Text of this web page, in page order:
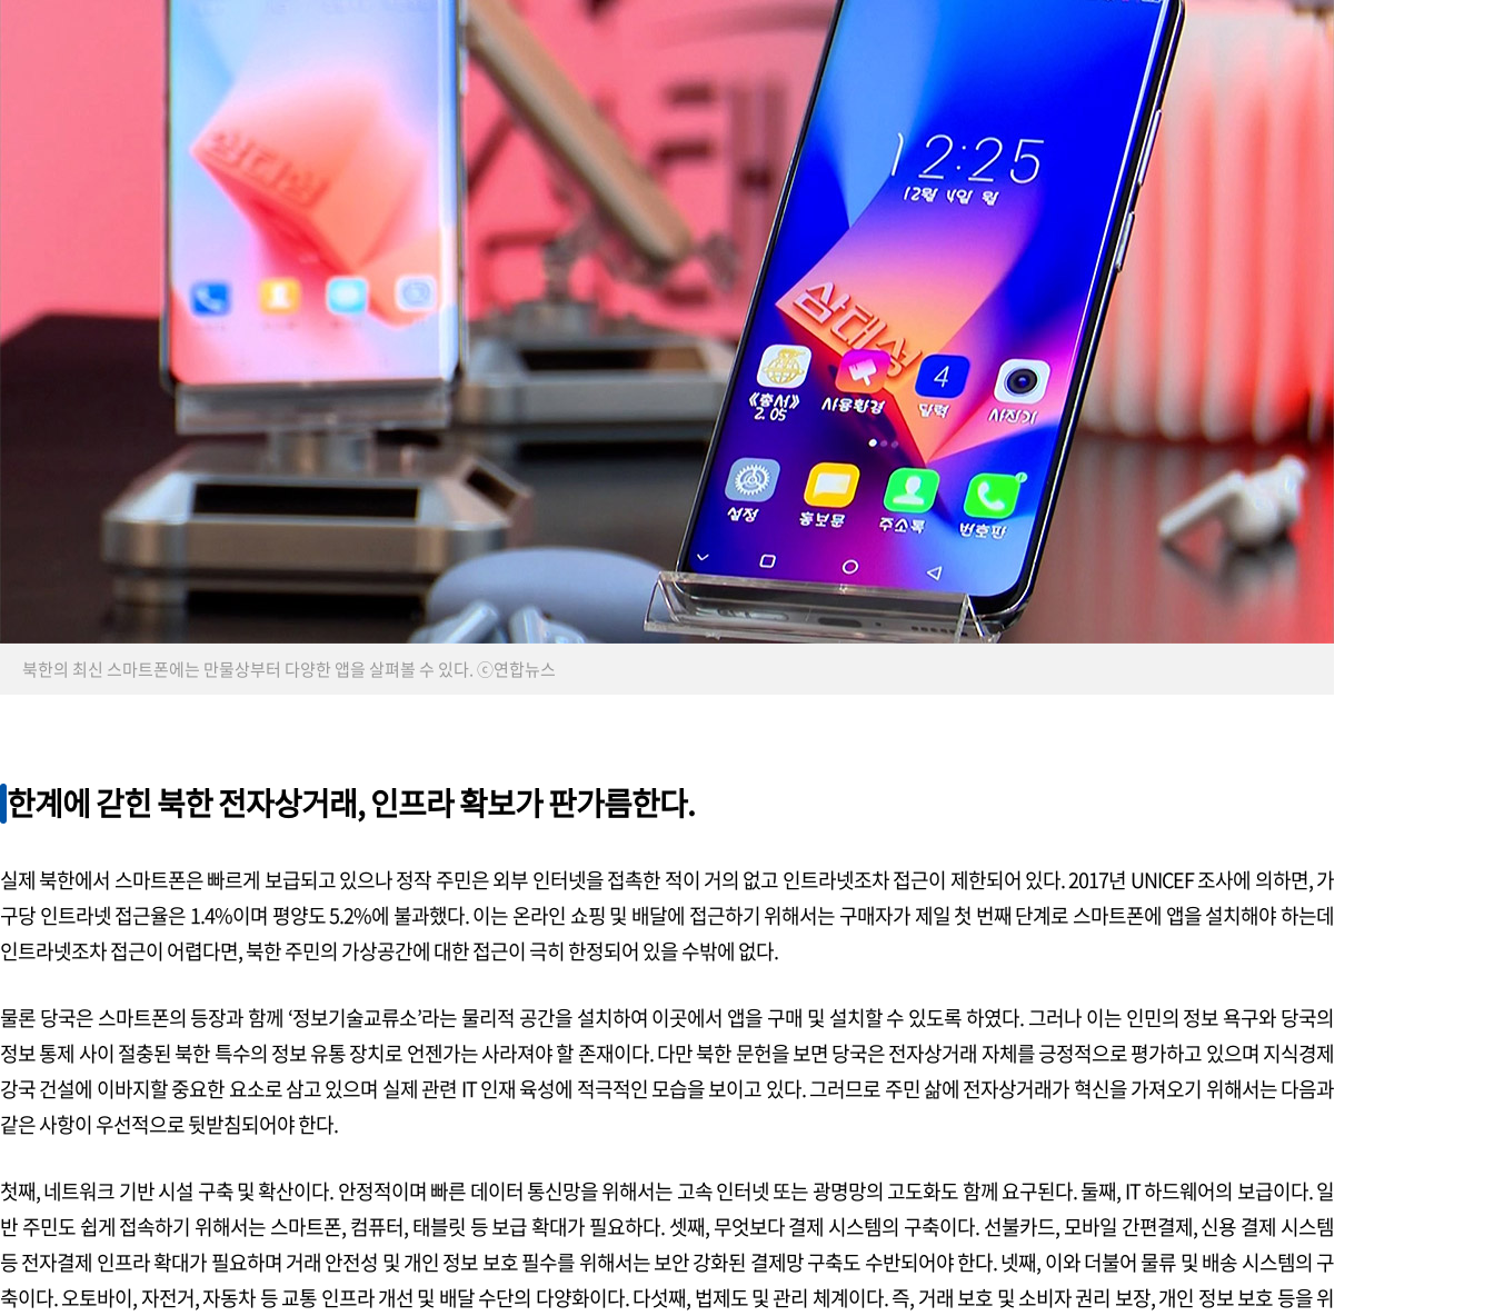
여성리더가 전하는 남북감성소통 콘서트 외
민주평통과 함께하는 이벤트
평화통일 큐레이션
민주평통 SNS 손고리즘 추천 영상
조정현 | 가정폭력과 홀로코스트
2025 09+10Vol.217
표지 이야기
희망의 빛을 함께 찾고, 대한민국의 길을 다시 새기며, 평화와 번영의 내일을 그려가는 일, 우리는 광
PDF로 보기 → 이전호 보기
북한의 최신 스마트폰에는 만물상부터 다양한 앱을 살펴볼 수 있다. ⓒ연합뉴스
한계에 갇힌 북한 전자상거래, 인프라 확보가 판가름한다.
실제 북한에서 스마트폰은 빠르게 보급되고 있으나 정작 주민은 외부 인터넷을 접촉한 적이 거의 없고 인트라넷조차 접근이 제한되어 있다. 2017년 UNICEF 조사에 의하면, 가
구당 인트라넷 접근율은 1.4%이며 평양도 5.2%에 불과했다. 이는 온라인 쇼핑 및 배달에 접근하기 위해서는 구매자가 제일 첫 번째 단계로 스마트폰에 앱을 설치해야 하는데
인트라넷조차 접근이 어렵다면, 북한 주민의 가상공간에 대한 접근이 극히 한정되어 있을 수밖에 없다.
물론 당국은 스마트폰의 등장과 함께 ‘정보기술교류소’라는 물리적 공간을 설치하여 이곳에서 앱을 구매 및 설치할 수 있도록 하였다. 그러나 이는 인민의 정보 욕구와 당국의
정보 통제 사이 절충된 북한 특수의 정보 유통 장치로 언젠가는 사라져야 할 존재이다. 다만 북한 문헌을 보면 당국은 전자상거래 자체를 긍정적으로 평가하고 있으며 지식경제
강국 건설에 이바지할 중요한 요소로 삼고 있으며 실제 관련 IT 인재 육성에 적극적인 모습을 보이고 있다. 그러므로 주민 삶에 전자상거래가 혁신을 가져오기 위해서는 다음과
같은 사항이 우선적으로 뒷받침되어야 한다.
첫째, 네트워크 기반 시설 구축 및 확산이다. 안정적이며 빠른 데이터 통신망을 위해서는 고속 인터넷 또는 광명망의 고도화도 함께 요구된다. 둘째, IT 하드웨어의 보급이다. 일
반 주민도 쉽게 접속하기 위해서는 스마트폰, 컴퓨터, 태블릿 등 보급 확대가 필요하다. 셋째, 무엇보다 결제 시스템의 구축이다. 선불카드, 모바일 간편결제, 신용 결제 시스템
등 전자결제 인프라 확대가 필요하며 거래 안전성 및 개인 정보 보호 필수를 위해서는 보안 강화된 결제망 구축도 수반되어야 한다. 넷째, 이와 더불어 물류 및 배송 시스템의 구
축이다. 오토바이, 자전거, 자동차 등 교통 인프라 개선 및 배달 수단의 다양화이다. 다섯째, 법제도 및 관리 체계이다. 즉, 거래 보호 및 소비자 권리 보장, 개인 정보 보호 등을 위